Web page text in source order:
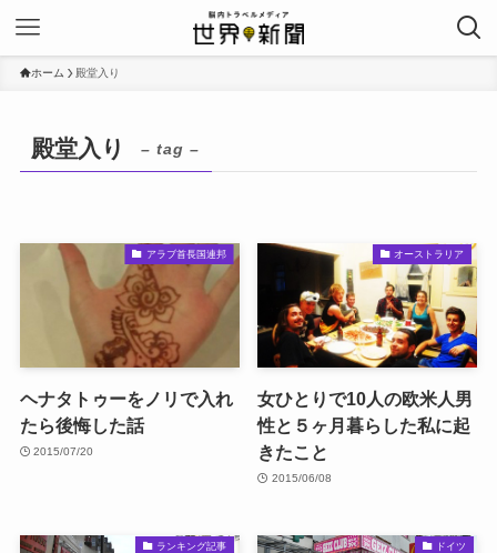
ホーム 殿堂入り
殿堂入り – tag –
アラブ首長国連邦
ヘナタトゥーをノリで入れ
たら後悔した話
2015/07/20
オーストラリア
女ひとりで10人の欧米人男
性と５ヶ月暮らした私に起
きたこと
2015/06/08
ランキング記事 ドイツ